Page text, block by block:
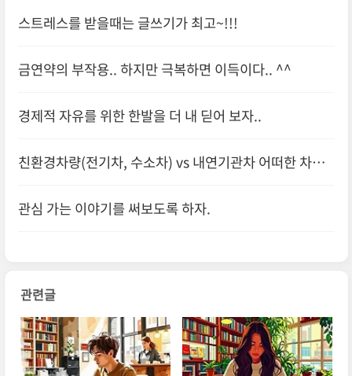
스트레스를 받을때는 글쓰기가 최고~!!!
금연약의 부작용.. 하지만 극복하면 이득이다.. ^^
경제적 자유를 위한 한발을 더 내 딛어 보자..
친환경차량(전기차, 수소차) vs 내연기관차 어떠한 차량
관심 가는 이야기를 써보도록 하자.
관련글